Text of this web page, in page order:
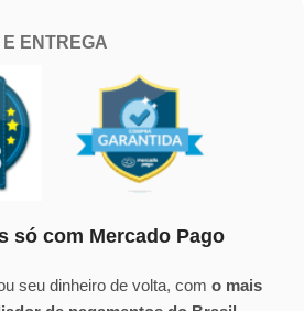
E ENTREGA
só com Mercado Pago
seu dinheiro de volta, com o mais